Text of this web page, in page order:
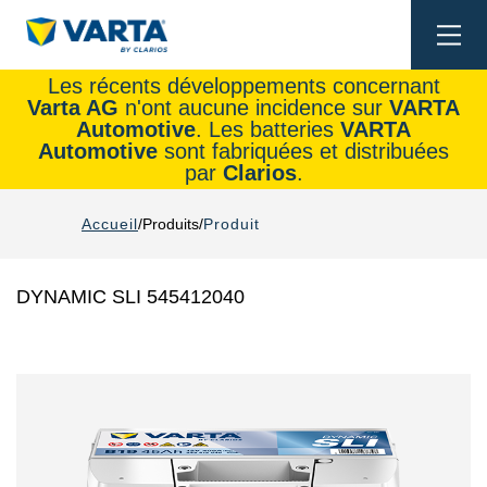
Les récents développements concernant
Varta AG n'ont aucune incidence sur VARTA
Automotive. Les batteries VARTA
Automotive sont fabriquées et distribuées
par Clarios.
Accueil Produits Produit
DYNAMIC SLI 545412040